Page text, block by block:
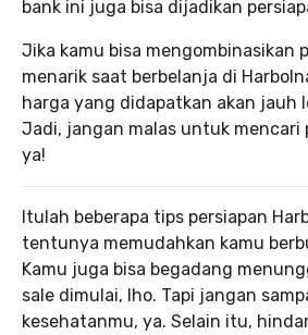
bank ini juga bisa dijadikan
Jika kamu bisa mengombinasikan
menarik saat berbelanja di
harga yang didapatkan akan jauh
Jadi, jangan malas untuk mencari
ya!
Itulah beberapa tips persiapan
tentunya memudahkan kamu
Kamu juga bisa begadang
sale dimulai, lho. Tapi jangan
kesehatanmu, ya. Selain itu,